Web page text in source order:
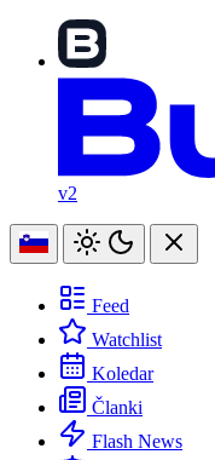
v2
Feed
Watchlist
Koledar
Članki
Flash News